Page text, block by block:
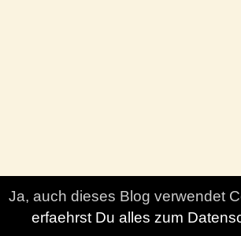
Ja, auch dieses Blog verwendet
erfaehrst Du alles zum